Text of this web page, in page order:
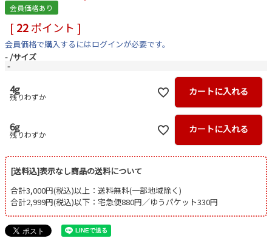
会員価格あり
[ 22ポイント ]
会員価格で購入するにはログインが必要です。
- サイズ
-
4g
残りわずか カートに入れる
6g
残りわずか カートに入れる
[送料込]表示なし商品の送料について
合計3,000円(税込)以上：送料無料(一部地域除く)
合計2,999円(税込)以下：宅急便880円／ゆうパケット330円